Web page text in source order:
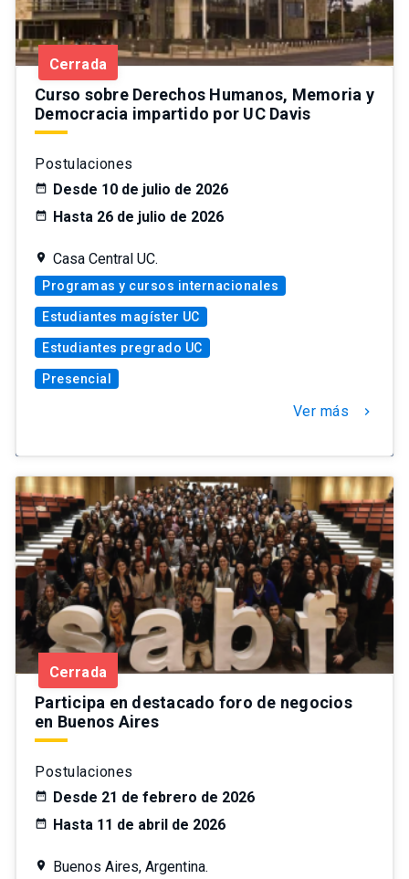
Cerrada
Curso sobre Derechos Humanos, Memoria y
Democracia impartido por UC Davis
Postulaciones
Desde 10 de julio de 2026
Hasta 26 de julio de 2026
Casa Central UC.
Programas y cursos internacionales
Estudiantes magíster UC
Estudiantes pregrado UC
Presencial
Ver más chevron_right
Cerrada
Participa en destacado foro de negocios
en Buenos Aires
Postulaciones
Desde 21 de febrero de 2026
Hasta 11 de abril de 2026
Buenos Aires, Argentina.